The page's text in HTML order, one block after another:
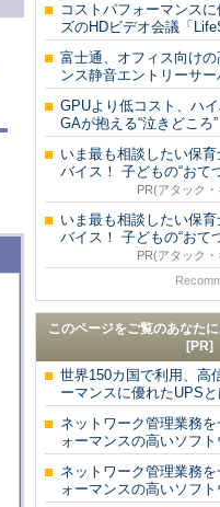
コストパフォーマンス
ズのHDビデオ会議「
富士通、オフィス向け
ンス静音エントリーサー
GPUより低コスト、ハ
GAが抱える“泣きどころ”
いま最も相談したい保
バイス！ 子どもの“おて
PR(アタック
いま最も相談したい保
バイス！ 子どもの“おて
PR(アタック
このページをご覧のあなた
[PR]
世界150カ国で利用、高
ーマンスに優れたUPSと
ネットワーク管理業務
ォーマンスの高いソフ
ネットワーク管理業務
ォーマンスの高いソフ